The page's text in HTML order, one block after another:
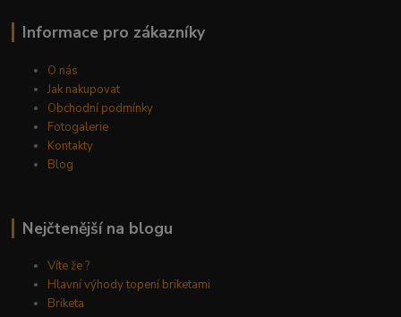
Informace pro zákazníky
O nás
Jak nakupovat
Obchodní podmínky
Fotogalerie
Kontakty
Blog
Nejčtenější na blogu
Víte že ?
Hlavní výhody topení briketami
Briketa